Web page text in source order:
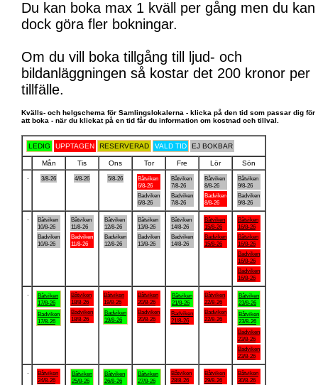
Du kan boka max 1 kväll per gång men du kan
dock göra fler bokningar.
Om du vill boka tillgång till ljud- och
bildanläggningen så kostar det 200 kronor per
tillfälle.
Kvälls- och helgschema för Samlingslokalerna - klicka på den tid som passar dig för
att boka - när du klickat på en tid får du information om kostnad och tillval.
LEDIG UPPTAGEN RESERVERAD VALD TID EJ BOKBAR
Mån Tis Ons Tor Fre Lör
Sön
3/8-26 4/8-26 5/8-26
Båtviken
6/8-26
Badviken
6/8-26
Båtviken
7/8-26
Badviken
7/8-26
Båtviken
8/8-26
Badviken
8/8-26
Båtviken
9/8-26
Badviken
9/8-26
Båtviken
10/8-26
Badviken
10/8-26
Båtviken
11/8-26
Badviken
11/8-26
Båtviken
12/8-26
Badviken
12/8-26
Båtviken
13/8-26
Badviken
13/8-26
Båtviken
14/8-26
Badviken
14/8-26
Båtviken
15/8-26
Badviken
15/8-26
Båtviken
16/8-26
Båtviken
16/8-26
Badviken
16/8-26
Badviken
16/8-26
Båtviken
17/8-26
Badviken
17/8-26
Båtviken
18/8-26
Badviken
18/8-26
Båtviken
19/8-26
Badviken
19/8-26
Båtviken
20/8-26
Badviken
20/8-26
Båtviken
21/8-26
Badviken
21/8-26
Båtviken
22/8-26
Badviken
22/8-26
Båtviken
23/8-26
Båtviken
23/8-26
Badviken
23/8-26
Badviken
23/8-26
Båtviken
24/8-26
Båtviken
25/8-26
Båtviken
26/8-26
Båtviken
27/8-26
Båtviken
28/8-26
Båtviken
29/8-26
Båtviken
30/8-26